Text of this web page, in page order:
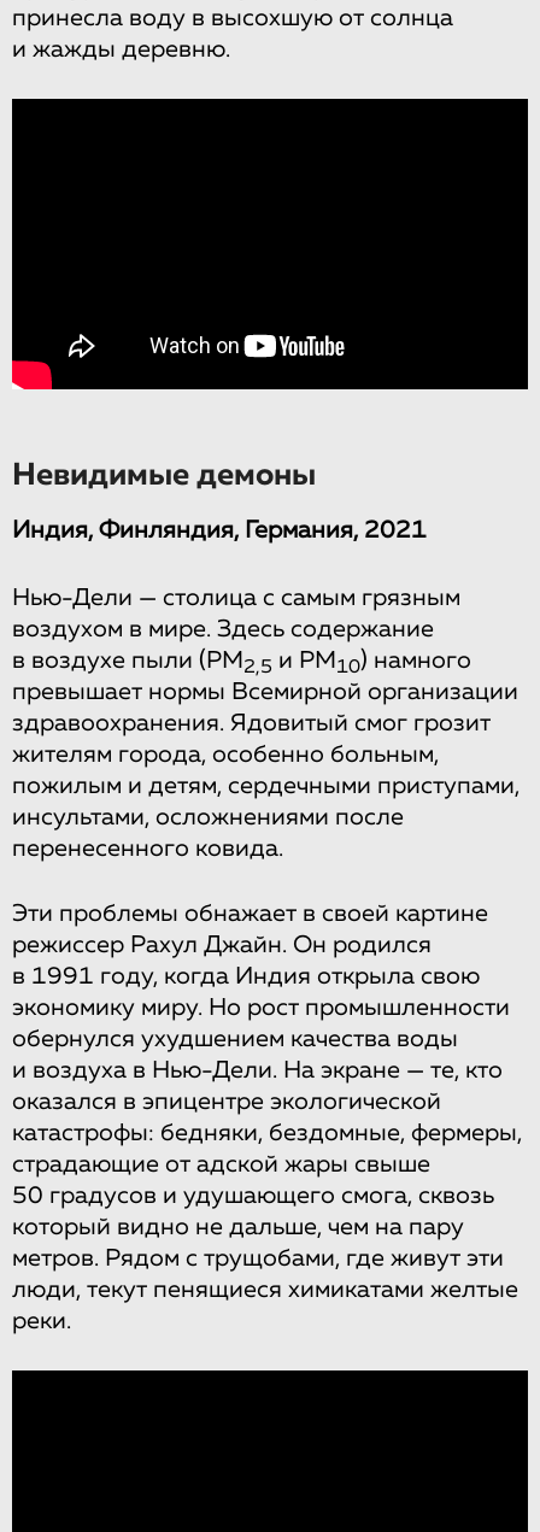
принесла воду в высохшую от солнца
и жажды деревню.
Невидимые демоны
Индия, Финляндия, Германия, 2021
Нью-Дели — столица с самым грязным
воздухом в мире. Здесь содержание
в воздухе пыли (PM 2,5 и PM 10) намного
превышает нормы Всемирной организации
здравоохранения. Ядовитый смог грозит
жителям города, особенно больным,
пожилым и детям, сердечными приступами,
инсультами, осложнениями после
перенесенного ковида.
Эти проблемы обнажает в своей картине
режиссер Рахул Джайн. Он родился
в 1991 году, когда Индия открыла свою
экономику миру. Но рост промышленности
обернулся ухудшением качества воды
и воздуха в Нью-Дели. На экране — те, кто
оказался в эпицентре экологической
катастрофы: бедняки, бездомные, фермеры,
страдающие от адской жары свыше
50 градусов и удушающего смога, сквозь
который видно не дальше, чем на пару
метров. Рядом с трущобами, где живут эти
люди, текут пенящиеся химикатами желтые
реки.